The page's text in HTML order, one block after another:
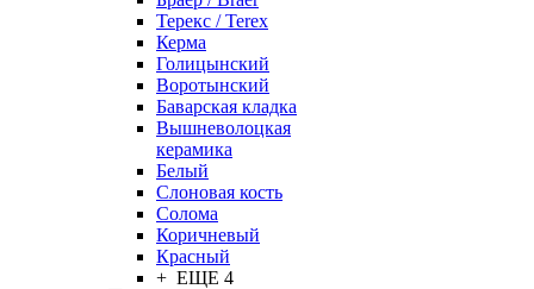
Терекс / Terex
Керма
Голицынский
Воротынский
Баварская кладка
Вышневолоцкая
керамика
Белый
Слоновая кость
Солома
Коричневый
Красный
+ ЕЩЕ 4